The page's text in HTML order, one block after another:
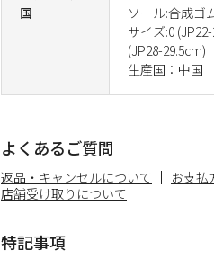
国
ソール:合成ゴ
サイズ:0
(JP28-29.5cm)
生産国：中国
よくあるご質問
返品・キャンセルについて お支払
店舗受け取りについて
特記事項